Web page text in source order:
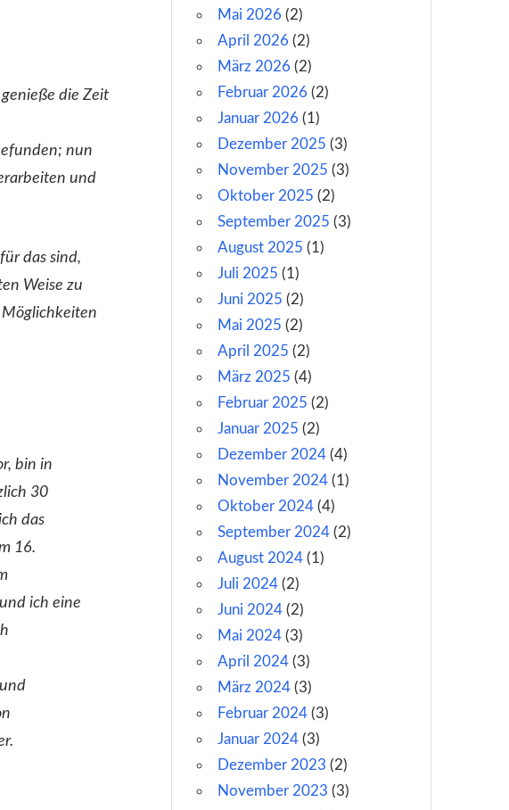
die Zeit
nun
und
das sind,
Weise zu
bin in
30
das
16.
ich eine
Mai 2026 (2)
April 2026 (2)
März 2026 (2)
Februar 2026 (2)
Januar 2026 (1)
Dezember 2025 (3)
November 2025 (3)
Oktober 2025 (2)
September 2025 (3)
August 2025 (1)
Juli 2025 (1)
Juni 2025 (2)
Mai 2025 (2)
April 2025 (2)
März 2025 (4)
Februar 2025 (2)
Januar 2025 (2)
Dezember 2024(4)
November 2024(1)
Oktober 2024(4)
September 2024(2)
August 2024(1)
Juli 2024(2)
Juni 2024(2)
Mai 2024(3)
April 2024(3)
März 2024(3)
Februar 2024(3)
Januar 2024(3)
Dezember 2023 (2)
November 2023 (3)